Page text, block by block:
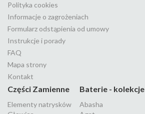
Polityka cookies
Informacje o zagrożeniach
Formularz odstąpienia od umowy
Instrukcje i porady
FAQ
Mapa strony
Kontakt
Części Zamienne
Elementy natrysków
Baterie - kolekcje
Abasha